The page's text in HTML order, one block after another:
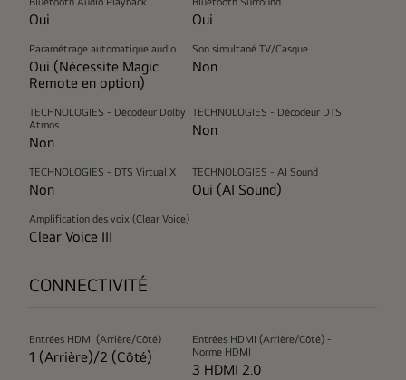
Oui Oui
Paramétrage automatique audio
Oui (Nécessite Magic
Remote en option)
Son simultané TV/Casque
Non
TECHNOLOGIES - Décodeur Dolby
Atmos
Non
TECHNOLOGIES - Décodeur DTS
Non
TECHNOLOGIES - DTS Virtual X
Non
TECHNOLOGIES - AI Sound
Oui (AI Sound)
Amplification des voix (Clear Voice)
Clear Voice III
CONNECTIVITÉ
Entrées HDMI (Arrière/Côté)
1 (Arrière)/2 (Côté)
Entrées HDMI (Arrière/Côté) -
Norme HDMI
3 HDMI 2.0